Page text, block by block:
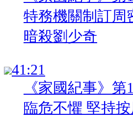
特務機關制訂周
暗殺劉少奇
:
《家國紀事》
臨危不懼 堅持